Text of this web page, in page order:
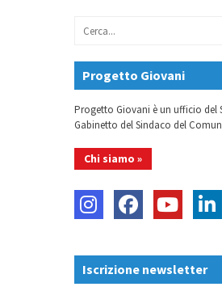
Progetto Giovani
Progetto Giovani è un ufficio del
Gabinetto del Sindaco del
Chi siamo »
Iscrizione newsletter